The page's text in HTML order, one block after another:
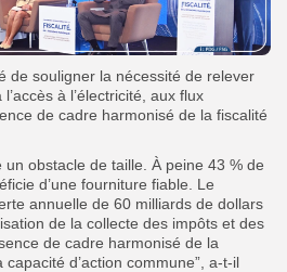
de souligner la nécessité de relever
à l’électricité, aux flux
de cadre harmonisé de la fiscalité
un obstacle de taille. À peine 43 % de
d’une fourniture fiable. Le
annuelle de 60 milliards de dollars
de la collecte des impôts et des
de cadre harmonisé de la
d’action commune”, a-t-il